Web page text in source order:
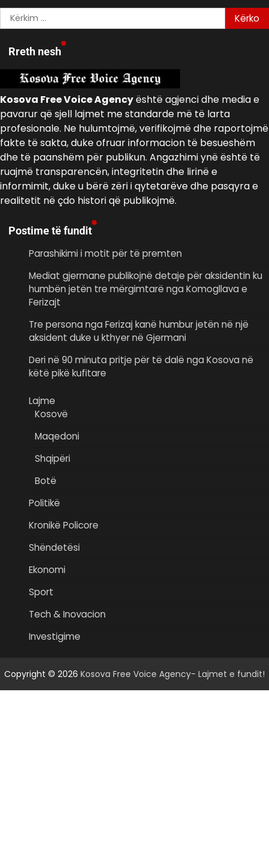
Kërko
për:
Rreth nesh
Kosova Free Voice Agencyështë agjenci dhe media e
pavarur që sjell lajmet me standarde më të larta
profesionale. Ne hulumtojmë, verifikojmë dhe raportojmë
fakte të sakta, duke ofruar informacion të besueshëm
dhe të paanshëm për publikun. Angazhimi ynë është të
ruajmë transparencën, integritetin dhe lirinë e
informimit, duke u bërë zëri i qytetarëve dhe pasqyra e
realitetit në çdo histori që publikojmë.
Postime të fundit
Parashikimi i motit për të premten
Mediat gjermane publikojnë detaje për aksidentin ku
humbën jetën tre mërgimtarë nga Komogllava e
Ferizajt
Tre persona nga Ferizaj kanë humbur jetën në një
aksident duke u kthyer në Gjermani
Deri në 90 minuta pritje për të dalë nga Kosova në
këtë pikë kufitare
Lajme
Kosovë
Maqedoni
Shqipëri
Botë
Politikë
Kronikë Policore
Shëndetësi
Ekonomi
Sport
Tech & Inovacion
Investigime